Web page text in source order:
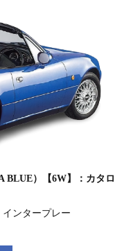
BLUE）【6W】：カタロ
ンタープレー